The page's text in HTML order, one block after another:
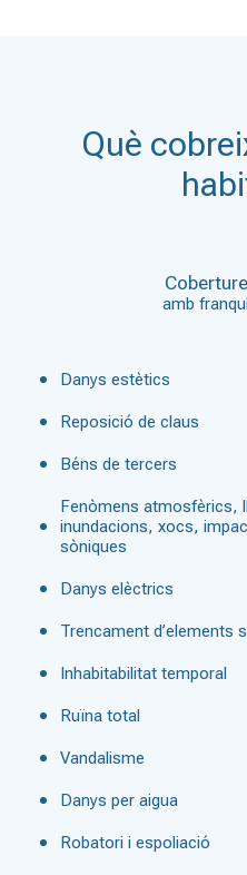
Què
amb
Danys estètics
Reposició de claus
Béns de tercers
Fenòmens atmosfèrics,
inundacions, xocs,
sòniques
Danys elèctrics
Trencament d’elements
Inhabitabilitat temporal
Ruïna total
Vandalisme
Danys per aigua
Robatori i espoliació